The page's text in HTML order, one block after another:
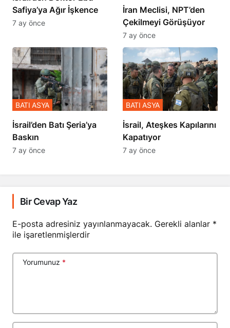
Safiya’ya Ağır İşkence
7 ay önce
İran Meclisi, NPT’den
Çekilmeyi Görüşüyor
7 ay önce
​​​​​​​İsrail’den Batı Şeria’ya
Baskın
BATI ASYA
7 ay önce
İsrail, Ateşkes Kapılarını
Kapatıyor
BATI ASYA
7 ay önce
Bir Cevap Yaz
E-posta adresiniz yayınlanmayacak. Gerekli alanlar *
ile işaretlenmişlerdir
Yorumunuz *